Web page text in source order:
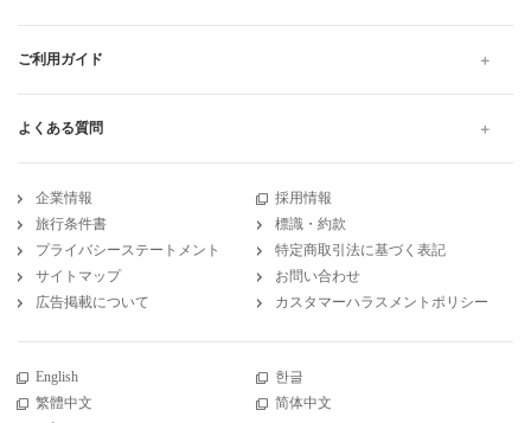
ご利用ガイド
よくある質問
企業情報
採用情報
旅行条件書
標識・約款
プライバシーステートメント
特定商取引法に基づく表記
サイトマップ
お問い合わせ
広告掲載について
カスタマーハラスメントポリシー
English
한글
繁體中文
简体中文